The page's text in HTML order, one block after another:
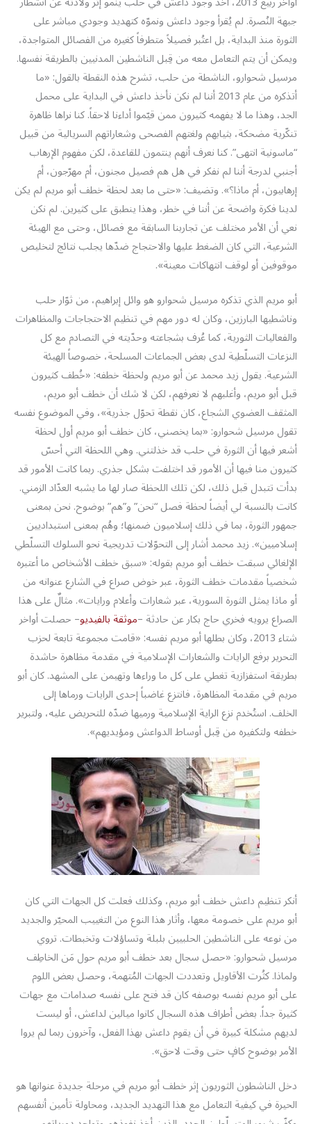
جبهة النُصرة. لم يُقرأ وجود داعش ونموّه كتهديد وجودي مباشر على
الثورة منذ البداية، بل اعتُبر فصيلاً متطرفاً كغيره من الفصائل المتواجدة،
ويمكن أن يتم التعامل معه من قِبل الناشطين المدنيين بالطريقة نفسها.
مرسيل شحوارو، الناشطة من حلب، تشرح هذه النقطة بالقول: «ما
أتذكره من عام 2013 أننا لم نكن نأخذ داعش في البداية على محمل
الجد، وهذا ما لا يفهمه كثيرون ممن قيّموا أداءنا لاحقاً. كنا نراها ظاهرة
تنكّرية مضحكة، بثيابهم ولغتهم الفصحى وشعاراتهم السريالية من قبيل
“ماسونية انتهى”. كنا نعرف أنهم ينتمون للقاعدة، لكن مفهوم الإرهاب
أجنبي لدرجة أننا لم نفكر في هل هم فصيل مجنون، أم مهرّجون، أم
إرهابيون، أم ماذا؟». وتضيف: «حتى ما بعد لحظة خطف أبو مريم لم يكن
لدينا فكرة واضحة عن أننا في خطر، وهذا ينطبق على كثيرين. لم نكن
نعي أن الأمر مختلف عن تجاربنا السابقة مع فصائل، وحتى مع الهيئة
الشرعية، التي كان الضغط عليها والاحتجاج ضدّها يجلب نتائج لتخليص
موقوفين أو لوقف انتهاكات معينة».
أبو مريم الذي تذكره مرسيل شحوارو هو وائل إبراهيم، من ثوّار حلب
وناشطيها البارزين، وكان له دور مهم في تنظيم الاحتجاجات والمظاهرات
والفعاليات الثورية، كما عُرف بشجاعته وحدّيته في التصادم مع كل
النزعات التسلّطية لدى بعض الجماعات المسلحة، خصوصاً الهيئة
الشرعية. يقول زيد محمد عن أبو مريم ولحظة خطفه: «خُطف كثيرون
قبل أبو مريم، وأغلبهم لا نعرفهم، لكن لا شك أن خطف أبو مريم،
المثقف العضوي الشجاع، كان نقطة تحوّل جذرية»، وفي الموضوع نفسه
تقول مرسيل شحوارو: «بما يخصني، كان خطف أبو مريم أول لحظة
أشعر فيها أن الثورة في حلب قد خذلتني. وهي اللحظة التي أحسّ
كثيرون منا فيها أن الأمور قد اختلفت بشكل جذري. ربما كانت الأمور قد
بدأت تتبدل قبل ذلك، لكن تلك اللحظة صار لها ما يشبه العدّاد الزمني.
كانت بالنسبة لي أيضاً لحظة فصل “نحن” و”هم” بوضوح. نحن بمعنى
جمهور الثورة، بما في ذلك إسلاميون ضمنها؛ وهُم بمعنى استبداديين
إسلاميين». زيد محمد أشار إلى التحوّلات تدريجية نحو السلوك التسلّطي
الإلغائي سبقت خطف أبو مريم بقوله: «سبق خطف الأشخاص ما أعتبره
شخصياً مقدمات خطف الثورة، عبر خوض صراع في الشارع عنوانه من
أو ماذا يمثل الثورة السورية، عبر شعارات وأعلام ورايات». مثالٌ على هذا
الصراع يرويه فخري حاج بكار عن حادثة –موثقة بالفيديو– حصلت أواخر
شتاء 2013، وكان بطلها أبو مريم نفسه: «قامت مجموعة تابعة لحزب
التحرير برفع الرايات والشعارات الإسلامية في مقدمة مظاهرة حاشدة
بطريقة استفزازية تغطي على كل ما وراءها وتهيمن على المشهد. كان أبو
مريم في مقدمة المظاهرة، فانتزع غاضباً إحدى الرايات ورماها إلى
الخلف. استُخدم نزع الراية الإسلامية ورميها ضدّه للتحريض عليه، ولتبرير
خطفه ولتكفيره من قِبل أوساط الدواعش ومؤيديهم».
أنكر تنظيم داعش خطف أبو مريم، وكذلك فعلت كل الجهات التي كان
أبو مريم على خصومة معها، وأثار هذا النوع من التغييب المحيّر والجديد
من نوعه على الناشطين الحلبيين بلبلة وتساؤلات وتخبطات. تروي
مرسيل شحوارو: «حصل سجال بعد خطف أبو مريم حول مَن الخاطِف
ولماذا. كثُرت الأقاويل وتعددت الجهات المُتهمة، وحصل بعض اللوم
على أبو مريم نفسه بوصفه كان قد فتح على نفسه صدامات مع جهات
كثيرة جداً. بعض أطراف هذه السجال كانوا ميالين لداعش، أو ليست
لديهم مشكلة كبيرة في أن يقوم داعش بهذا الفعل، وآخرون ربما لم يروا
الأمر بوضوح كافٍ حتى وقت لاحق».
دخل الناشطون الثوريون إثر خطف أبو مريم في مرحلة جديدة عنوانها هو
الحيرة في كيفية التعامل مع هذا التهديد الجديد، ومحاولة تأمين أنفسهم